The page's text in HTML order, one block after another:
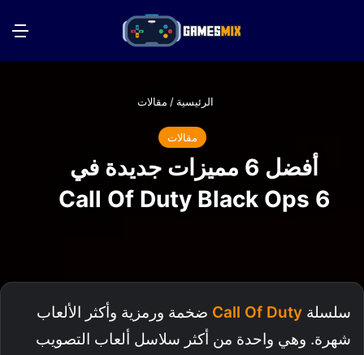
الرئيسية / مقالات
مقالات
أفضل 6 مميزات جديدة في
Call Of Duty Black Ops 6
سلسلة
ضخمة ورمزية وأكثر الألعاب
شهرة. وهي واحدة من أكثر سلاسل ألعاب التصويب